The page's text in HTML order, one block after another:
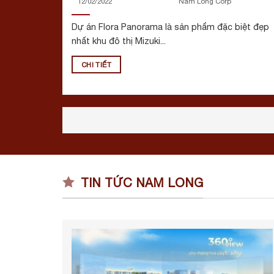
Dự án Flora Panorama là sản phẩm đặc biệt đẹp
nhất khu đô thị Mizuki...
CHI TIẾT
TIN TỨC NAM LONG